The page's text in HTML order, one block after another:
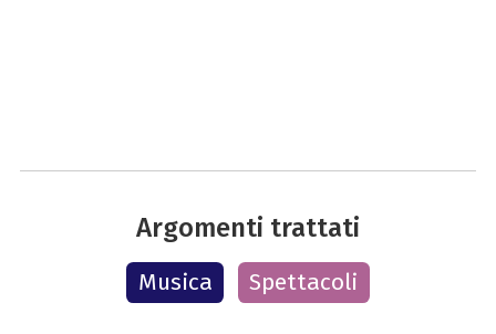
Argomenti trattati
Musica Spettacoli